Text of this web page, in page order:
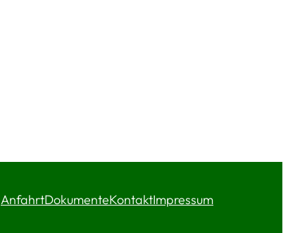
AnfahrtDokumenteKontaktImpressum